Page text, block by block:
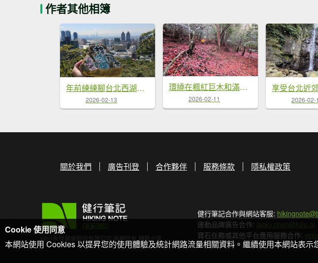
作者其他相簿
年前練練腳台北西湖近郊13連峰O型
2026-02-13
環繞在楓紅巨木和滿山翠綠的鞍馬山及大雪山小神木森林步道的悠哉山行記
2026-02-11 2026-02-
關於我們 廣告刊登 合作夥伴 服務條款 隱私權政策
H2U永悅健康股份有限公司 版權所有 轉載必究
健行筆記合作與網站客服:
運動品牌廣告合作: jacky.chen@h2u.ai
寶石任務或其他平台應用服務合作:
Cookie 使用同意
本網站使用 Cookies 以提昇您的使用體驗及統計網路流量相關資料。繼續使用本網站表